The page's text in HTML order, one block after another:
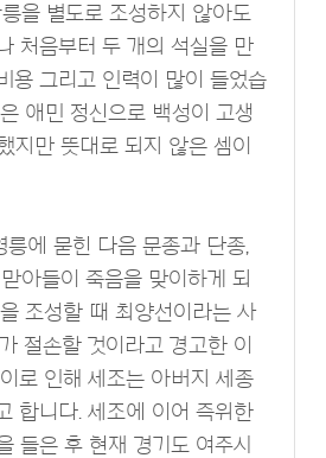
을 별도로 조성하지 않아도
처음부터 두 개의 석실을 만
용 그리고 인력이 많이 들었습
애민 정신으로 백성이 고생
지만 뜻대로 되지 않은 셈이
릉에 묻힌 다음 문종과 단종,
아들이 죽음을 맞이하게 되
조성할 때 최양선이라는 사
절손할 것이라고 경고한 이
로 인해 세조는 아버지 세종
합니다. 세조에 이어 즉위한
들은 후 현재 경기도 여주시